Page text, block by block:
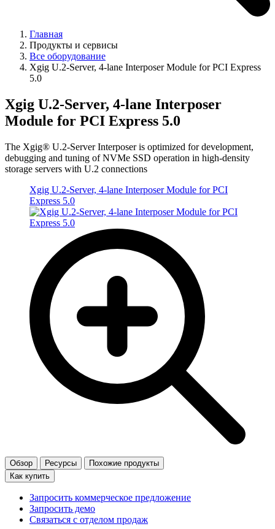
Главная
Продукты и сервисы
Все оборудование
Xgig U.2-Server, 4-lane Interposer Module for PCI Express
5.0
Xgig U.2-Server, 4-lane Interposer
Module for PCI Express 5.0
The Xgig® U.2-Server Interposer is optimized for development,
debugging and tuning of NVMe SSD operation in high-density
storage servers with U.2 connections
Xgig U.2-Server, 4-lane Interposer Module for PCI
Express 5.0
Обзор Ресурсы
Похожие продукты
Как купить
Запросить коммерческое предложение
Запросить демо
Связаться с отделом продаж